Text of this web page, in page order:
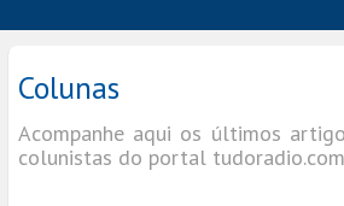
Colunas
Acompanhe aqui os últimos
colunistas do portal tudoradio.com